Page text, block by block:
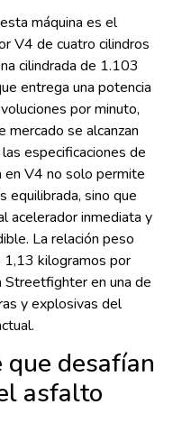
máquina es el
V4 de cuatro cilindros
cilindrada de 1.103
entrega una potencia
por minuto,
mercado se alcanzan
especificaciones de
en V4 no solo permite
equilibrada, sino que
acelerador inmediata y
La relación peso
1,13 kilogramos por
Streetfighter en una de
y explosivas del
que desafían
asfalto